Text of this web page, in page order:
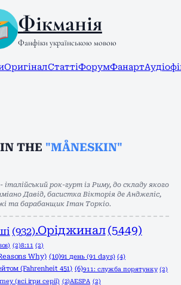
Фікманія
Фанфіки українською мовою
ОригіналСтаттіФорумФанарт
THE "MÅNESKIN"
італійський рок-гурт із Риму, до складу якого
Давід, басистка Вікторія де Анджеліс,
та барабанщик Ітан Торкіо.
(932).Оріджинал (5449)
(2)8:11 (2)
Why) (10)91 день (91 days) (4)
(Fahrenheit 451) (6)911: служба порятунку (2)
(всі ігри серії) (2)AESPA (2)